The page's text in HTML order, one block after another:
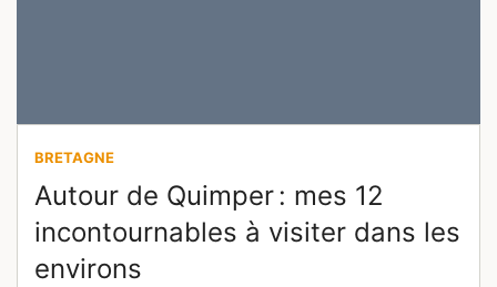
BRETAGNE
Autour de Quimper : mes 12
incontournables à visiter dans les
environs